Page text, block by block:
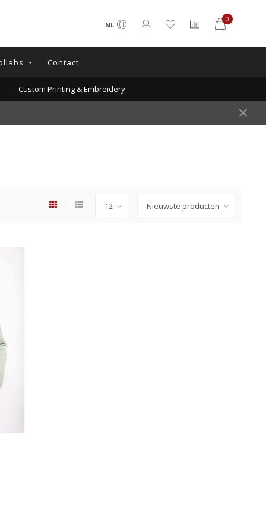
NL
0
Contact
Custom Printing & Embroidery